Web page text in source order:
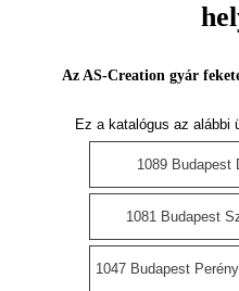
Az AS-Creation gyár
Ez a katalógus az alábbi
1089 Budapest
1081 Budapest
1047 Budapest